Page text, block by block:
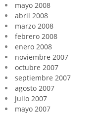
mayo 2008
abril 2008
marzo 2008
febrero 2008
enero 2008
noviembre 2007
octubre 2007
septiembre 2007
agosto 2007
julio 2007
mayo 2007